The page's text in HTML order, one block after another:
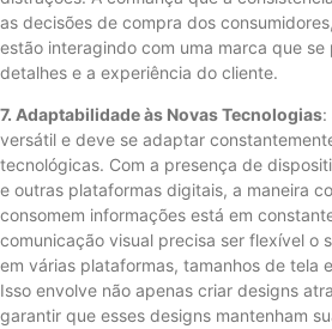
as decisões de compra dos
estão interagindo com uma marca que se
detalhes e a experiência do cliente.
7. Adaptabilidade às Novas Tecnologias:
versátil e deve se adaptar
tecnológicas. Com a presença de
e outras plataformas digitais, a maneira
consomem informações está em
comunicação visual precisa ser flexível o
em várias plataformas, tamanhos de tela
Isso envolve não apenas criar designs
garantir que esses designs mantenham